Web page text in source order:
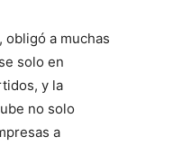
obligó a muchas
solo en
y la
no solo
a